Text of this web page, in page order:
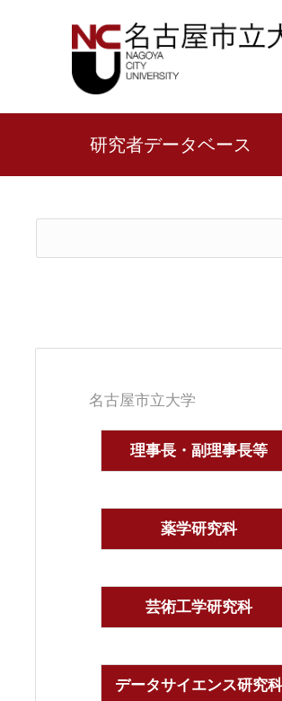
研究者データベース
名古屋市立大学
理事長・副理事長等
薬学研究科
芸術工学研究科
データサイエンス研究